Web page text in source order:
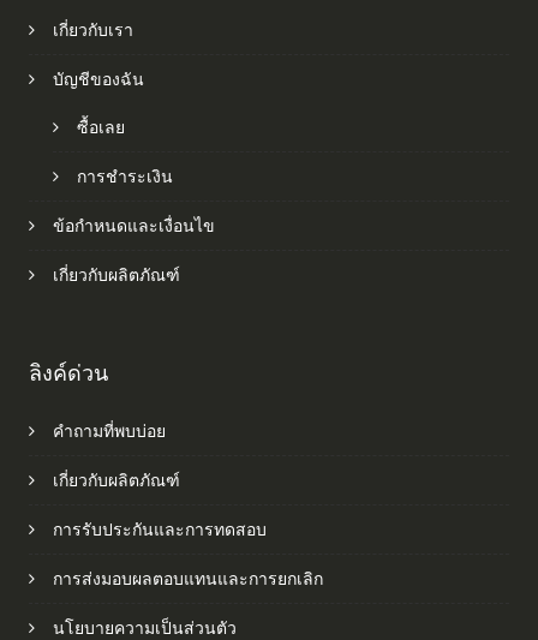
เกี่ยวกับเรา
บัญชีของฉัน
ซื้อเลย
การชำระเงิน
ข้อกำหนดและเงื่อนไข
เกี่ยวกับผลิตภัณฑ์
ลิงค์ด่วน
คำถามที่พบบ่อย
เกี่ยวกับผลิตภัณฑ์
การรับประกันและการทดสอบ
การส่งมอบผลตอบแทนและการยกเลิก
นโยบายความเป็นส่วนตัว